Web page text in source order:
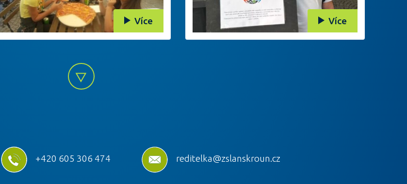
Více Více
+420 605 306 474 reditelka@zslanskroun.cz